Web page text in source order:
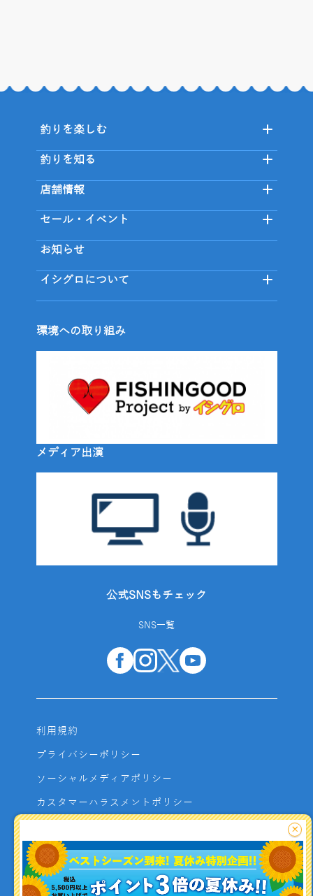
釣りを楽しむ
釣りを知る
店舗情報
セール・イベント
お知らせ
イシグロについて
環境への取り組み
メディア出演
公式SNSもチェック
SNS一覧
利用規約
プライバシーポリシー
ソーシャルメディアポリシー
カスタマーハラスメントポリシー
よくあるご質問
お問い合わせ
×